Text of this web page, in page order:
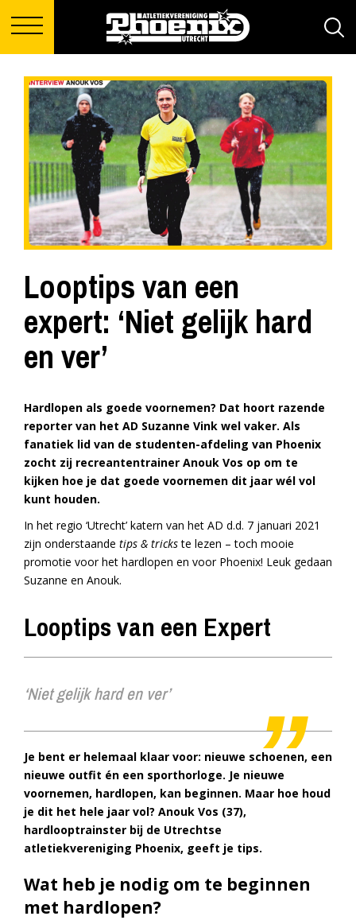
Looptips van een
expert: ‘Niet gelijk hard
en ver’
Hardlopen als goede voornemen? Dat hoort razende
reporter van het AD Suzanne Vink wel vaker. Als
fanatiek lid van de studenten-afdeling van Phoenix
zocht zij recreantentrainer Anouk Vos op om te
kijken hoe je dat goede voornemen dit jaar wél vol
kunt houden.
In het regio ‘Utrecht’ katern van het AD d.d. 7 januari 2021
zijn onderstaande tips & trickste lezen – toch mooie
promotie voor het hardlopen en voor Phoenix! Leuk gedaan
Suzanne en Anouk.
Looptips van een Expert
‘Niet gelijk hard en ver’
Je bent er helemaal klaar voor: nieuwe schoenen, een
nieuwe outfit én een sporthorloge. Je nieuwe
voornemen, hardlopen, kan beginnen. Maar hoe houd
je dit het hele jaar vol? Anouk Vos (37),
hardlooptrainster bij de Utrechtse
atletiekvereniging Phoenix, geeft je tips.
Wat heb je nodig om te beginnen
met hardlopen?